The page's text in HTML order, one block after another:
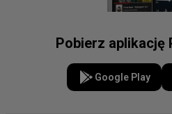
Pobierz aplikację
Google Play